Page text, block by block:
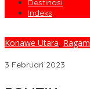
Destinasi
Indeks
Konawe Utara, Ragam
3 Februari 2023